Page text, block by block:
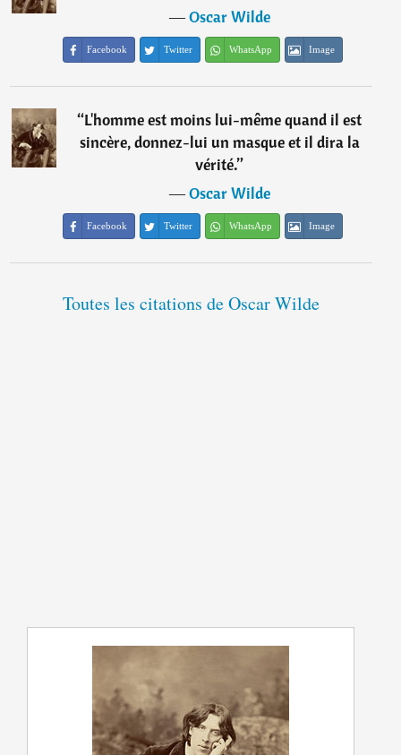
―Oscar Wilde
Facebook Twitter WhatsApp Image
“L'homme est moins lui-même quand il est
sincère, donnez-lui un masque et il dira la
vérité.”
―Oscar Wilde
Facebook Twitter WhatsApp Image
Toutes les citations de Oscar Wilde